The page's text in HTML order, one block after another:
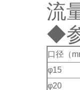
流
◆
口径（
φ15
φ20